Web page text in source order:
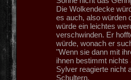
Die Wolkendecke
es auch, also würden
würde ein leichtes
verschwinden. Er
würde, wonach er
"Wenn sie dann mit
ihnen bestimmt
Sylver reagierte nicht
Schultern.